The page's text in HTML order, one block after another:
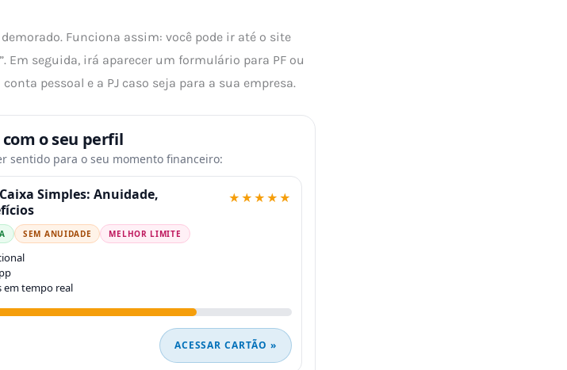
Funciona assim: você pode ir até o site
”. Em seguida, irá aparecer um formulário para PF ou
pessoal e a PJ caso seja para a sua empresa.
o seu perfil
sentido para o seu momento financeiro:
Simples: Anuidade,
★★★★★
SEM ANUIDADE MELHOR LIMITE
em tempo real
ACESSAR CARTÃO »